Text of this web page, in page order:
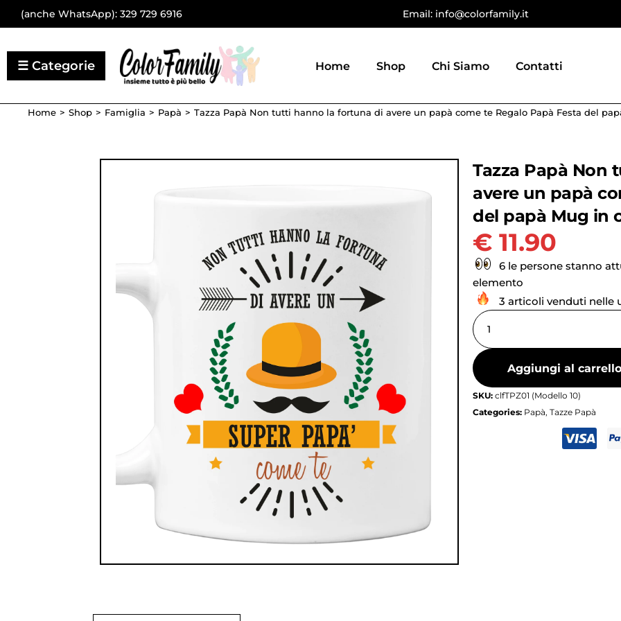
(anche WhatsApp): 329 729 6916 Email: info@colorfamily.it
Home Shop Chi Siamo Contatti
Home Shop Famiglia Papà Tazza Papà Non tutti hanno la fortuna di avere un papà come te Regalo Papà Festa del
Tazza Papà
avere un papà
del papà Mug in
€ 11.90
6 le persone stanno
elemento
3 articoli venduti nelle
Aggiungi al carrello
SKU: clfTPZ01 (Modello 10)
Categories: Papà, Tazze Papà